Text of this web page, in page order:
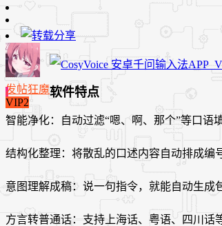
发帖狂魔
VIP2
软件特点
智能净化：自动过滤“嗯、啊、那个”等口语
结构化整理：将散乱的口述内容自动排成编
意图理解成稿：说一句指令，就能自动生成
方言转普通话：支持上海话、粤语、四川话